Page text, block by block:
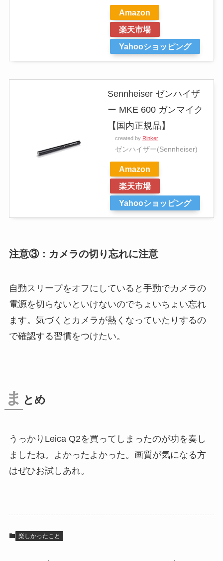
Amazon
楽天市場
Yahooショッピング
Sennheiser ゼンハイザ
ー MKE 600 ガンマイク
【国内正規品】
created by Rinker
ゼンハイザー(Sennheiser)
Amazon
楽天市場
Yahooショッピング
注意③：カメラの切り忘れに注意
自動スリープをオフにしていると手動でカメラの
電源を切らないといけないのでちょいちょい忘れ
ます。気づくとカメラが熱くなっていたりするの
で確認する習慣をつけたい。
ま とめ
うっかりLeica Q2を買ってしまったのが功を奏し
ましたね。よかったよかった。画質が気になる方
はぜひお試しあれ。
楽しかったこと